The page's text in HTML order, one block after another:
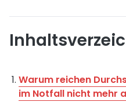
Warum reichen
im Notfall nicht mehr